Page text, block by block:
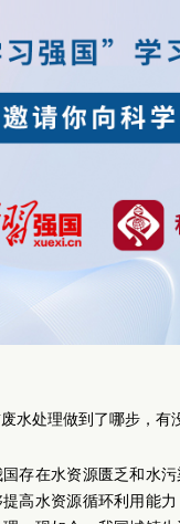
水处理做到了哪步，有
存在水资源匮乏和水
高水资源循环利用能